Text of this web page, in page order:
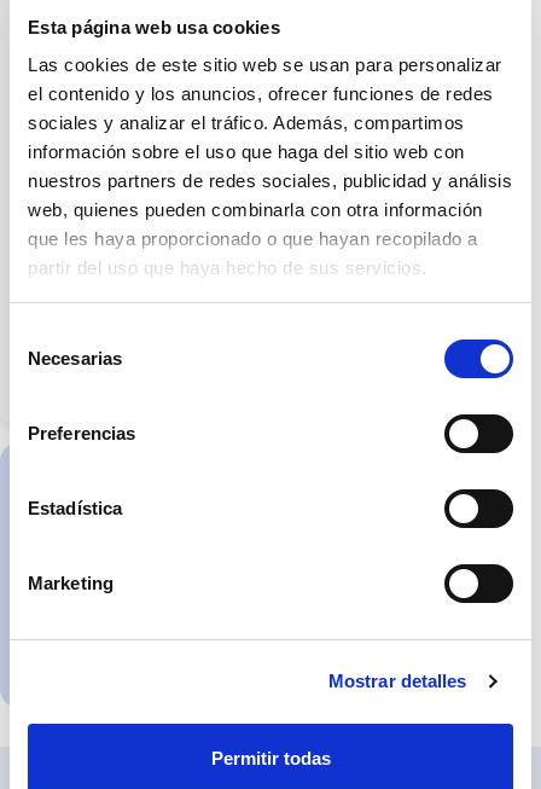
Esta página web usa cookies
Las cookies de este sitio web se usan para personalizar
el contenido y los anuncios, ofrecer funciones de redes
sociales y analizar el tráfico. Además, compartimos
información sobre el uso que haga del sitio web con
nuestros partners de redes sociales, publicidad y análisis
web, quienes pueden combinarla con otra información
que les haya proporcionado o que hayan recopilado a
partir del uso que haya hecho de sus servicios.
Necesarias
Preferencias
Estadística
Marketing
Mostrar detalles
Permitir todas
Avenida del Sur nº
19:00
Request
deliverable
product
unless
expressly
stated
otherwise.
accurately
reflect
dimensions,
finishes,
materials
The
features
be
specified
contractual
schedule
will